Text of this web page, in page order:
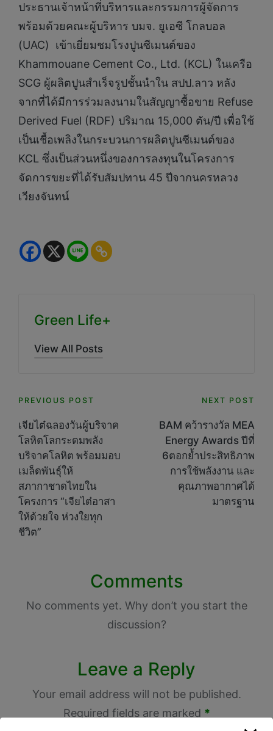
ประธานเจ้าหน้าที่บริหารและกรรมการผู้จัดการ
พร้อมด้วยคณะผู้บริหาร บมจ. ยูเอซี โกลบอล
(UAC) เข้าเยี่ยมชมโรงปูนซีเมนต์ของ
Khammouane Cement Co., Ltd. (KCL) ในเครือ
SCG ผู้ผลิตปูนสำเร็จรูปชั้นนำใน สปป.ลาว หลัง
จากที่ได้มีการร่วมลงนามในสัญญาซื้อขาย Refuse
Derived Fuel (RDF) ปริมาณ 15,000 ตัน/ปี เพื่อใช้
เป็นเชื้อเพลิงในกระบวนการผลิตปูนซีเมนต์ของ
KCL ซึ่งเป็นส่วนหนึ่งของการลงทุนในโครงการ
จัดการขยะที่ได้รับสัมปทาน 45 ปีจากนครหลวง
เวียงจันทน์
Green Life+
View All Posts
Post
navigation
PREVIOUS POST
เจียไต๋ฉลองวันผู้บริจาค
โลหิตโลกระดมพลัง
บริจาคโลหิต พร้อมมอบ
เมล็ดพันธุ์ให้
สภากาชาดไทยใน
โครงการ “เจียไต๋อาสา
ให้ด้วยใจ ห่วงใยทุก
ชีวิต”
NEXT POST
BAM คว้ารางวัล MEA
Energy Awards ปีที่
6ตอกย้ำประสิทธิภาพ
การใช้พลังงาน และ
คุณภาพอากาศได้
มาตรฐาน
Comments
No comments yet. Why don’t you start the
discussion?
Leave a Reply
Your email address will not be published.
Required fields are marked *